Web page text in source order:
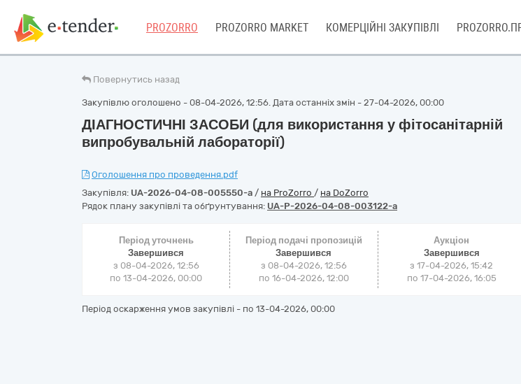
PROZORRO PROZORRO MARKET КОМЕРЦІЙНІ ЗАКУПІВЛІ
Повернутись назад
Закупівлю оголошено - 08-04-2026, 12:56. Дата останніх змін - 27-04-2026, 00:00
ДІАГНОСТИЧНІ ЗАСОБИ (для використання у фітосанітарній
випробувальній лабораторії)
Оголошення про проведення.pdf
Закупівля: UA-2026-04-08-005550-a / на ProZorro / на DoZorro
Рядок плану закупівлі та обґрунтування: UA-P-2026-04-08-003122-a
Період уточнень
Завершився
з 08-04-2026, 12:56
по 13-04-2026, 00:00
Період подачі пропозицій
Завершився
з 08-04-2026, 12:56
по 16-04-2026, 12:00
Аукціон
Завершився
з17-04-2026, 15:42
по 17-04-2026, 16:05
Період оскарження умов закупівлі - по 13-04-2026, 00:00